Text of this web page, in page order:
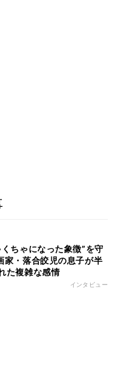
ちゃになった象徴”を守
家・落合皎児の息子が半
た複雑な感情
インタビュー